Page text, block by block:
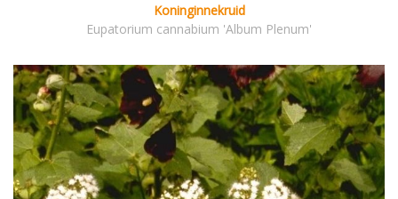
Koninginnekruid
Eupatorium cannabium 'Album Plenum'